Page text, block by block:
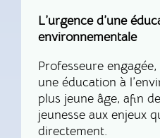
L’urgence d’une
environnementale
Professeure
une éducation à
plus jeune âge, afin
jeunesse aux enjeux
directement.